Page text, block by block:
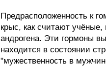
Предрасположенность к
крыс, как считают
андрогена. Эти гормоны
находится в состоянии
"мужественность в